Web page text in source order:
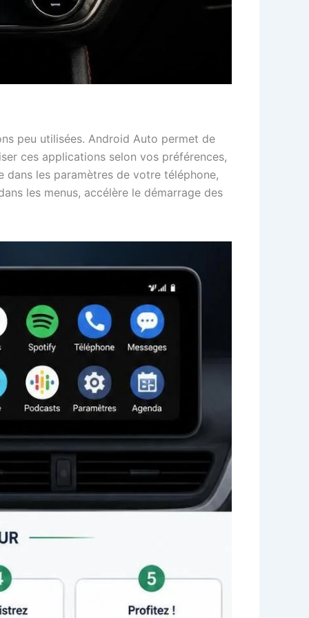
peu utilisées. Android Auto permet de
ces applications selon vos préférences,
les paramètres de votre téléphone,
les menus, accélère le démarrage des